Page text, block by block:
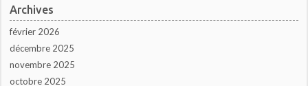
Archives
février 2026
décembre 2025
novembre 2025
octobre 2025